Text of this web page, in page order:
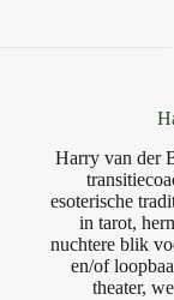
Harry van der
esoterische
in tarot,
nuchtere blik
en/of
theater,